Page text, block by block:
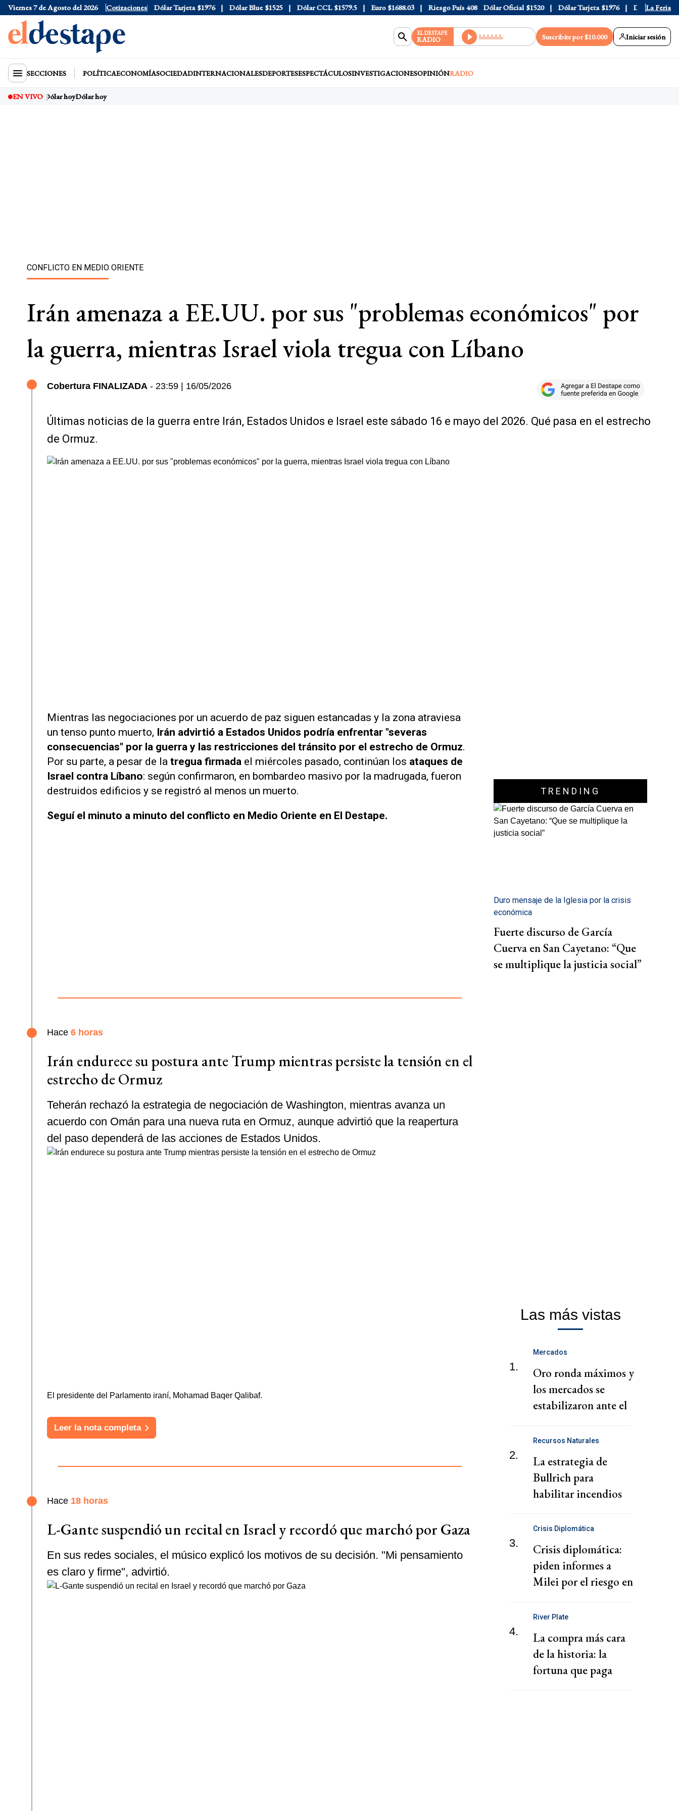
Viernes 7 de Agosto del 2026 Cotizaciones
Dólar Oficial $1520 Dólar Tarjeta $1976 Dólar Blue $1525 Dólar CCL $1579.5 Euro $1688.03 Riesgo País 408 Dólar Oficial $1520 Dólar Tarjeta $1976 Dólar Blue $1525
La Feria
EL DESTAPE
RADIO Suscribite por $10.000 Iniciar sesión
SECCIONES POLÍTICAECONOMÍASOCIEDADINTERNACIONALESDEPORTESESPECTÁCULOSINVESTIGACIONESOPINIÓNRADIO
EN VIVO Dólar hoyDólar hoy
CONFLICTO EN MEDIO ORIENTE
Irán amenaza a EE.UU. por sus "problemas económicos" por
la guerra, mientras Israel viola tregua con Líbano
Cobertura FINALIZADA - 23:59 | 16/05/2026
Últimas noticias de la guerra entre Irán, Estados Unidos e Israel este sábado 16 e mayo del 2026. Qué pasa en el estrecho
de Ormuz.
Mientras las negociaciones por un acuerdo de paz siguen estancadas y la zona atraviesa
un tenso punto muerto, Irán advirtió a Estados Unidos podría enfrentar "severas
consecuencias" por la guerra y las restricciones del tránsito por el estrecho de Ormuz.
Por su parte, a pesar de la tregua firmada el miércoles pasado, continúan los ataques de
Israel contra Líbano: según confirmaron, en bombardeo masivo por la madrugada, fueron
destruidos edificios y se registró al menos un muerto.
Seguí el minuto a minuto del conflicto en Medio Oriente en El Destape.
Hace 6 horas
Irán endurece su postura ante Trump mientras persiste la tensión en el
estrecho de Ormuz
Teherán rechazó la estrategia de negociación de Washington, mientras avanza un
acuerdo con Omán para una nueva ruta en Ormuz, aunque advirtió que la reapertura
del paso dependerá de las acciones de Estados Unidos.
El presidente del Parlamento iraní, Mohamad Baqer Qalibaf.
Leer la nota completa
Hace 18 horas
L-Gante suspendió un recital en Israel y recordó que marchó por Gaza
En sus redes sociales, el músico explicó los motivos de su decisión. "Mi pensamiento
es claro y firme", advirtió.
TRENDING
Duro mensaje de la Iglesia por la crisis
económica
Fuerte discurso de García
Cuerva en San Cayetano: “Que
se multiplique la justicia social”
Las más vistas
1.
Mercados
Oro ronda máximos y
los mercados se
estabilizaron ante el
en Ormuz
2.
Recursos Naturales
La estrategia de
Bullrich para
habilitar incendios
desalojos violentos
3.
Crisis Diplomática
Crisis diplomática:
piden informes a
Milei por el riesgo en
Brasil
4.
River Plate
La compra más cara
de la historia: la
fortuna que paga